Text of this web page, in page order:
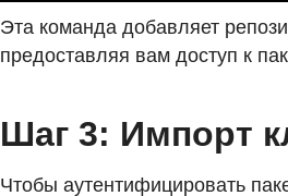
Эта команда добавляет
предоставляя вам доступ к
Шаг 3: Импорт
Чтобы аутентифицировать